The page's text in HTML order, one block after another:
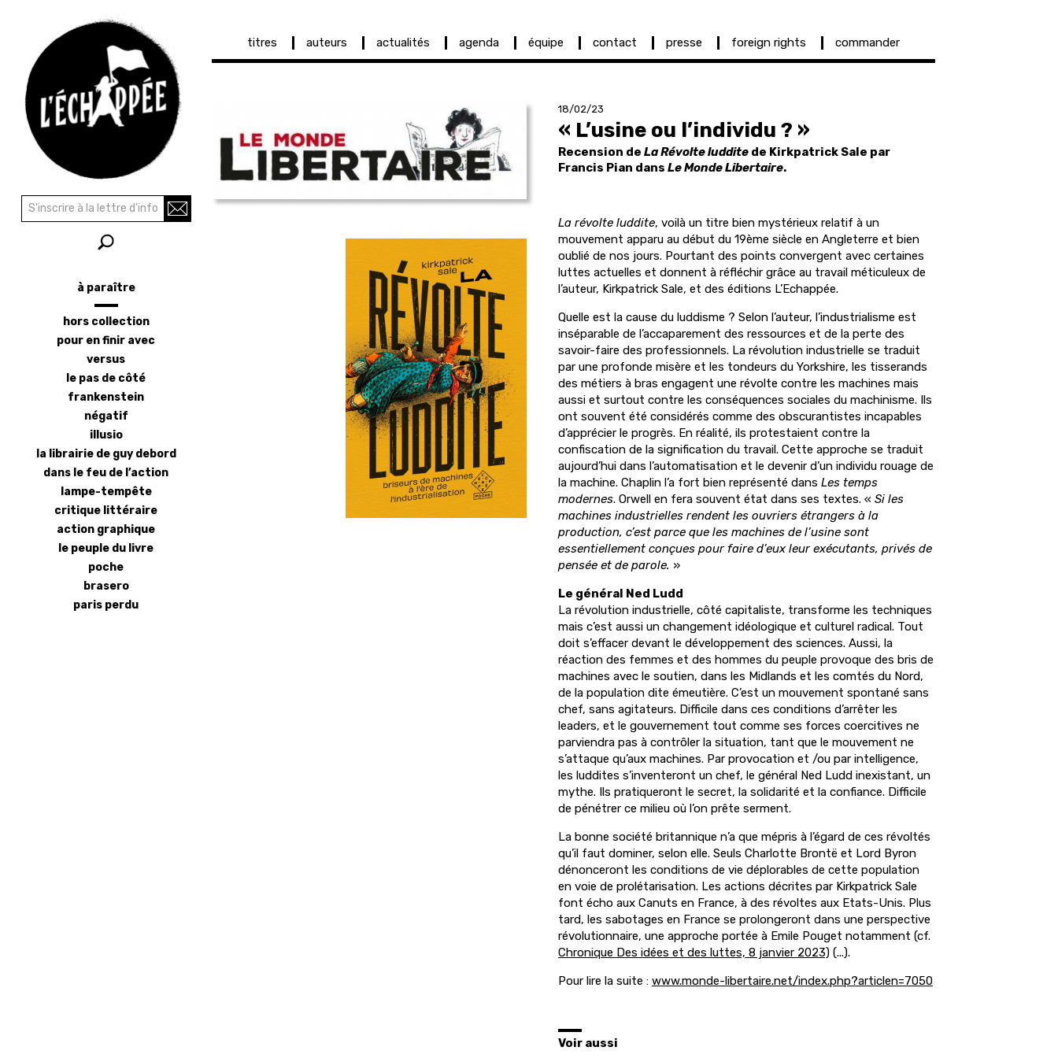
contenu
principal
principale
titres auteurs actualités agenda équipe contact presse foreign rights commander
18/02/23
« L’usine ou l’individu ? »
Recension de La Révolte luddite de Kirkpatrick Sale par
Francis Pian dans Le Monde Libertaire.
La révolte luddite, voilà un titre bien mystérieux relatif à un
mouvement apparu au début du 19ème siècle en Angleterre et bien
oublié de nos jours. Pourtant des points convergent avec certaines
luttes actuelles et donnent à réfléchir grâce au travail méticuleux de
l’auteur, Kirkpatrick Sale, et des éditions L’Echappée.
Quelle est la cause du luddisme ? Selon l’auteur, l’industrialisme est
inséparable de l’accaparement des ressources et de la perte des
savoir-faire des professionnels. La révolution industrielle se traduit
par une profonde misère et les tondeurs du Yorkshire, les tisserands
des métiers à bras engagent une révolte contre les machines mais
aussi et surtout contre les conséquences sociales du machinisme. Ils
ont souvent été considérés comme des obscurantistes incapables
d’apprécier le progrès. En réalité, ils protestaient contre la
confiscation de la signification du travail. Cette approche se traduit
aujourd’hui dans l’automatisation et le devenir d’un individu rouage de
la machine. Chaplin l’a fort bien représenté dans Les temps
modernes. Orwell en fera souvent état dans ses textes. « Si les
machines industrielles rendent les ouvriers étrangers à la
production, c’est parce que les machines de l’usine sont
essentiellement conçues pour faire d’eux leur exécutants, privés de
pensée et de parole. »
Le général Ned Ludd
La révolution industrielle, côté capitaliste, transforme les techniques
mais c’est aussi un changement idéologique et culturel radical. Tout
doit s’effacer devant le développement des sciences. Aussi, la
réaction des femmes et des hommes du peuple provoque des bris de
machines avec le soutien, dans les Midlands et les comtés du Nord,
de la population dite émeutière. C’est un mouvement spontané sans
chef, sans agitateurs. Difficile dans ces conditions d’arrêter les
leaders, et le gouvernement tout comme ses forces coercitives ne
parviendra pas à contrôler la situation, tant que le mouvement ne
s’attaque qu’aux machines. Par provocation et /ou par intelligence,
les luddites s’inventeront un chef, le général Ned Ludd inexistant, un
mythe. Ils pratiqueront le secret, la solidarité et la confiance. Difficile
de pénétrer ce milieu où l’on prête serment.
La bonne société britannique n’a que mépris à l’égard de ces révoltés
qu’il faut dominer, selon elle. Seuls Charlotte Brontë et Lord Byron
dénonceront les conditions de vie déplorables de cette population
en voie de prolétarisation. Les actions décrites par Kirkpatrick Sale
font écho aux Canuts en France, à des révoltes aux Etats-Unis. Plus
tard, les sabotages en France se prolongeront dans une perspective
révolutionnaire, une approche portée à Emile Pouget notamment (cf.
Chronique Des idées et des luttes, 8 janvier 2023) (...).
Pour lire la suite : www.monde-libertaire.net/index.php?articlen=7050
Voir aussi
Rechercher
latéral
à paraître
hors collection
pour en finir avec
versus
le pas de côté
frankenstein
négatif
illusio
la librairie de guy debord
dans le feu de l’action
lampe-tempête
critique littéraire
action graphique
le peuple du livre
poche
brasero
paris perdu